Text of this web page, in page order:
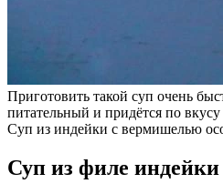
Приготовить такой суп очень
питательный и придётся по
Суп из индейки с вермишелью
Суп из филе